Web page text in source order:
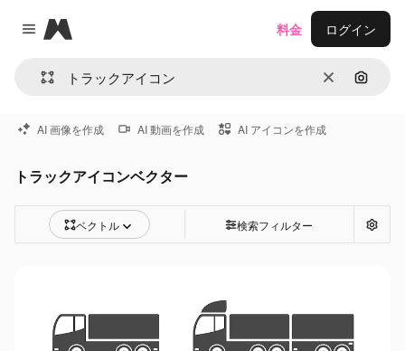
Close menu
Magnific
消去 画像で
料金 ログイン
AI 画像を作成 AI 動画を作成 AI アイコンを作成
トラックアイコンベクター
ベクトル 検索フィルター